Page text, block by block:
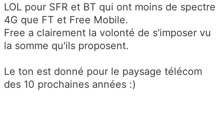
LOL pour SFR et BT qui ont moins de spectre
4G que FT et Free Mobile.
Free a clairement la volonté de s'imposer vu
la somme qu'ils proposent.
Le ton est donné pour le paysage télécom
des 10 prochaines années :)